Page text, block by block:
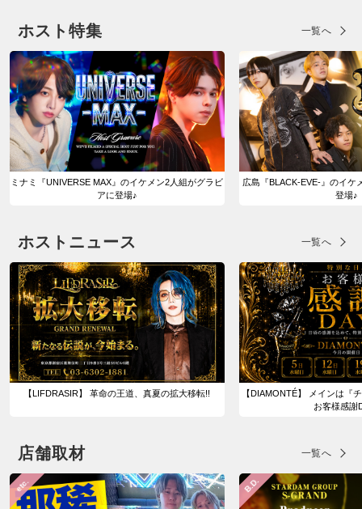
ホスト特集 一覧へ
ミナミ『UNIVERSE MAX』のイケメン2人組がグラビ
アに登場♪
広島『BLACK-EVE-』のイケ
登場♪
ホストニュース 一覧へ
【LIFDRASIR】 革命の王道、真夏の拡大移転!!
【DIAMONTÉ】 メインは『
お客様感謝
店舗取材 一覧へ
etc. B.D.